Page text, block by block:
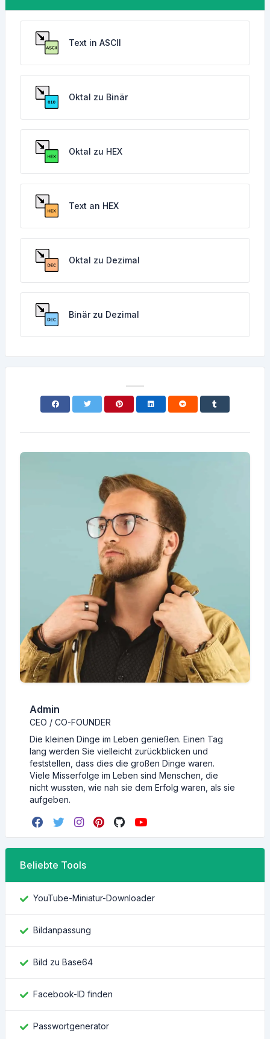
Text in ASCII
Oktal zu Binär
Oktal zu HEX
Text an HEX
Oktal zu Dezimal
Binär zu Dezimal
Admin
CEO / CO-FOUNDER
Die kleinen Dinge im Leben genießen. Einen Tag
lang werden Sie vielleicht zurückblicken und
feststellen, dass dies die großen Dinge waren.
Viele Misserfolge im Leben sind Menschen, die
nicht wussten, wie nah sie dem Erfolg waren, als sie
aufgeben.
Beliebte Tools
YouTube-Miniatur-Downloader
Bildanpassung
Bild zu Base64
Facebook-ID finden
Passwortgenerator